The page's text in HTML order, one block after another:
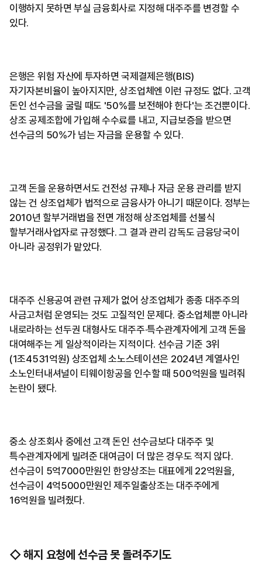
이행하지 못하면 부실 금융회사로 지정해 대주주를 변경할 수
있다.
은행은 위험 자산에 투자하면 국제결제은행(BIS)
자기자본비율이 높아지지만, 상조업체엔 이런 규정도 없다. 고객
돈인 선수금을 굴릴 때도 '50%를 보전해야 한다'는 조건뿐이다.
상조 공제조합에 가입해 수수료를 내고, 지급보증을 받으면
선수금의 50%가 넘는 자금을 운용할 수 있다.
고객 돈을 운용하면서도 건전성 규제나 자금 운용 관리를 받지
않는 건 상조업체가 법적으로 금융사가 아니기 때문이다. 정부는
2010년 할부거래법을 전면 개정해 상조업체를 선불식
할부거래사업자로 규정했다. 그 결과 관리 감독도 금융당국이
아니라 공정위가 맡았다.
대주주 신용공여 관련 규제가 없어 상조업체가 종종 대주주의
사금고처럼 운영되는 것도 고질적인 문제다. 중소업체뿐 아니라
내로라하는 선두권 대형사도 대주주·특수관계자에게 고객 돈을
대여해주는 게 일상적이라는 지적이다. 선수금 기준 3위
(1조4531억원) 상조업체 소노스테이션은 2024년 계열사인
소노인터내셔널이 티웨이항공을 인수할 때 500억원을 빌려줘
논란이 됐다.
중소 상조회사 중에선 고객 돈인 선수금보다 대주주 및
특수관계자에게 빌려준 대여금이 더 많은 경우도 적지 않다.
선수금이 5억7000만원인 한양상조는 대표에게 22억원을,
선수금이 4억5000만원인 제주일출상조는 대주주에게
16억원을 빌려줬다.
◇ 해지 요청에 선수금 못 돌려주기도